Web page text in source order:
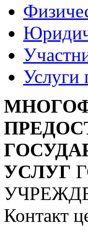
Услуги
УСЛУГ
Контакт